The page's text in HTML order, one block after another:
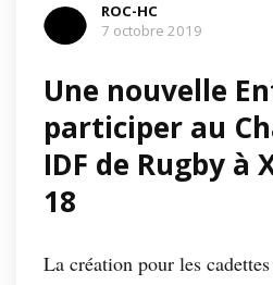
ROC-HC
7 octobre 2019
Une nouvelle
participer au
IDF de Rugby à
18
La création pour les